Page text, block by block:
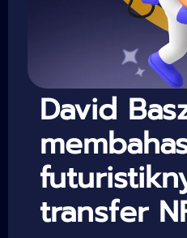
David
transfer